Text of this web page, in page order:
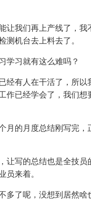
让我们再上产线了，
机台去上料去了。
学习就有这么难吗？
经有人在干活了，所
已经学会了，我们
月的月度总结刚写完
让写的总结也是全技
员来着。
多了呢，没想到居然